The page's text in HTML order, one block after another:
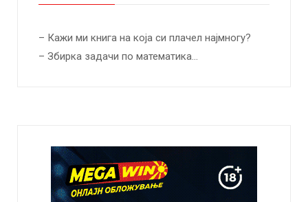
– Кажи ми книга на која си плачел најмногу?
– Збирка задачи по математика…